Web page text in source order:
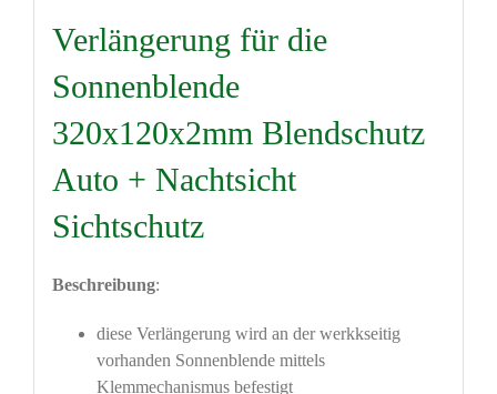
Verlängerung für die
Sonnenblende
320x120x2mm Blendschutz
Auto + Nachtsicht
Sichtschutz
Beschreibung:
diese Verlängerung wird an der werkkseitig
vorhanden Sonnenblende mittels
Klemmechanismus befestigt